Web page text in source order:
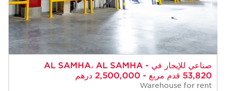
صناعي للإيجار في AL SAMHA، AL SAMHA -
53,820 قدم مربع - 2,500,000 درهم
Warehouse for rent